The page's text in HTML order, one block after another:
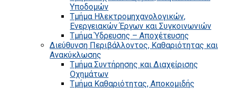
Υποδομών
Τμήμα Ηλεκτρομηχανολογικών,
Ενεργειακών Έργων και Συγκοινωνιών
Τμήμα Ύδρευσης – Αποχέτευσης
Διεύθυνση Περιβάλλοντος, Καθαριότητας και
Ανακύκλωσης
Τμήμα Συντήρησης και Διαχείρισης
Οχημάτων
Τμήμα Καθαριότητας, Αποκομιδής